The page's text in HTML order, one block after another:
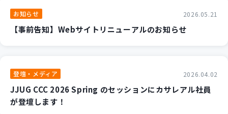
お知らせ 2026.05.21
【事前告知】Webサイトリニューアルのお知らせ
登壇・メディア 2026.04.02
JJUG CCC 2026 Spring のセッションにカサレアル社員
が登壇します！